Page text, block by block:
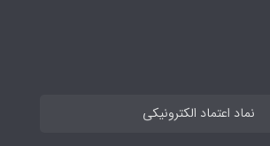
نماد اعتماد الکترونیکی